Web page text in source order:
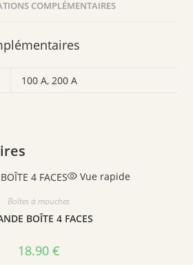
COMPLÉMENTAIRES
100 A,200 A
Vue rapide
Boîtes à mouches
BOÎTE 4 FACES
18.90 €